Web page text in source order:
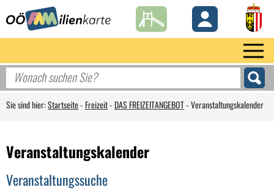
Sie sind hier:Startseite-Freizeit-DAS FREIZEITANGEBOT-Veranstaltungskalender
Veranstaltungskalender
Veranstaltungssuche